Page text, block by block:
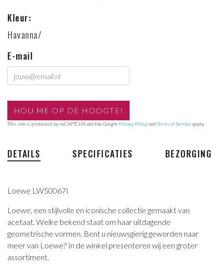
Kleur:
Havanna/
E-mail
This site is protected by reCAPTCHA and the Google Privacy PolicyandTerms of Serviceapply.
DETAILS SPECIFICATIES BEZORGING
Loewe LW50067I
Loewe, een stijlvolle en iconische collectie gemaakt van
acetaat. Welke bekend staat om haar uitdagende
geometrische vormen. Bent u nieuwsgierig geworden naar
meer van Loewe? In de winkel presenteren wij een groter
assortiment.